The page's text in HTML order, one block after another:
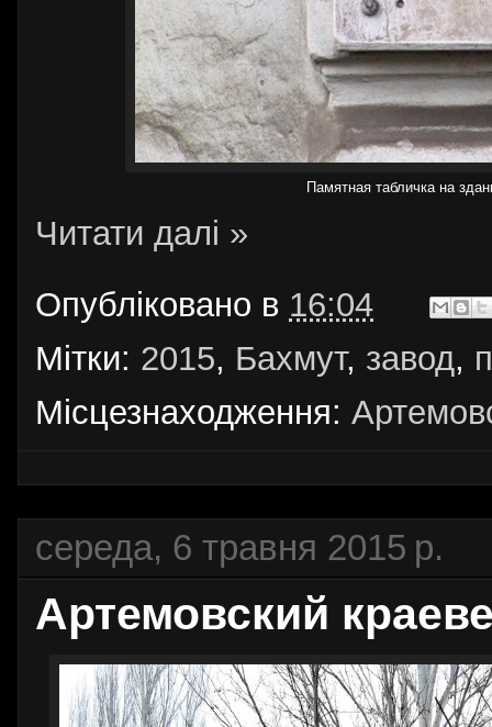
Памятная табличка на
Читати далі »
Опубліковано в 16:04
Мітки: 2015, Бахмут, завод,
Місцезнаходження:
середа, 6 травня 2015 р.
Артемовский